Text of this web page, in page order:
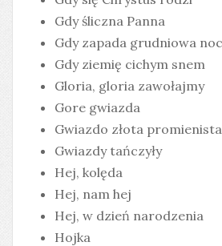
Gdy śliczna Panna
Gdy zapada grudniowa noc
Gdy ziemię cichym snem
Gloria, gloria zawołajmy
Gore gwiazda
Gwiazdo złota promienista
Gwiazdy tańczyły
Hej, kolęda
Hej, nam hej
Hej, w dzień narodzenia
Hojka